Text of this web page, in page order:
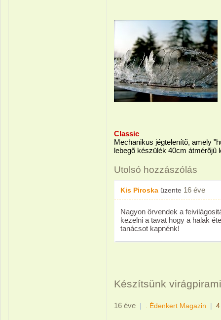
Classic
Mechanikus jégtelenítõ, amely
lebegõ készülék 40cm átmérõjû
Utolsó hozzászólás
Kis Piroska üzente 16 éve
Nagyon örvendek a
kezelni a tavat hogy a halak
tanácsot kapnénk!
Készítsünk
16 éve | . Édenkert Magazin |